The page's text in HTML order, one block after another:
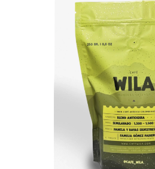
hasta
$ 285.000